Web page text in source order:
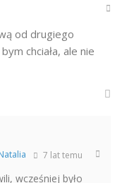
od drugiego
chciała, ale nie
7 lat temu
wcześniej było